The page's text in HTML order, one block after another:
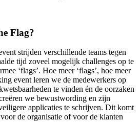
Flag?
strijden verschillende teams tegen
tijd zoveel mogelijk challenges op te
‘flags’. Hoe meer ‘flags’, hoe meer
event leren we de medewerkers op
te vinden én de oorzaken
we bewustwording en zijn
applicaties te schrijven. Dit komt
de organisatie of voor de klanten